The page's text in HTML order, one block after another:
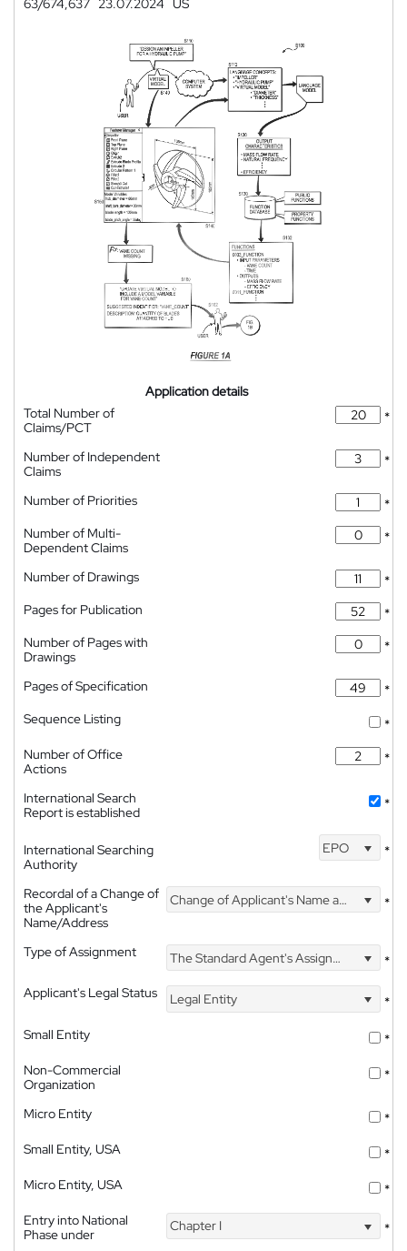
63/674,637 23.07.2024 US
Application details
Total Number of
Claims/PCT
*
Number of Independent
Claims
*
Number of Priorities
*
Number of Multi-
Dependent Claims
*
Number of Drawings
*
Pages for Publication
*
Number of Pages with
Drawings
*
Pages of Specification
*
Sequence Listing
*
Number of Office
Actions
*
International Search
Report is established
*
International Searching
Authority
EPO *
Recordal of a Change of
the Applicant's
Name/Address
Change of Applicant's Name and Address *
Type of Assignment The Standard Agent's Assignment
*
Applicant's Legal Status
Legal Entity
*
Small Entity
*
Non-Commercial
Organization
*
Micro Entity
*
Small Entity, USA
*
Micro Entity, USA
*
Entry into National
Phase under
Chapter I *